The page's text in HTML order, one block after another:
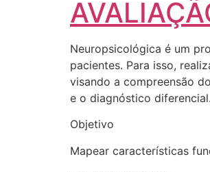
Neuropsicológica é um
pacientes. Para isso,
visando a compreensão
e o diagnóstico diferencial.
Objetivo
Mapear características